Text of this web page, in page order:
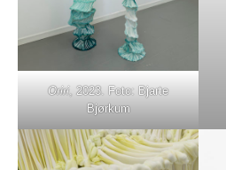
Oriri, 2023. Foto: Bjarte
Bjørkum